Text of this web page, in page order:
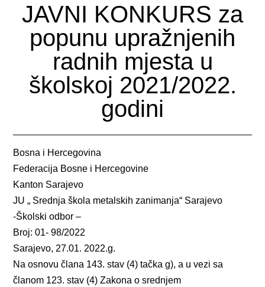
JAVNI KONKURS za
popunu upražnjenih
radnih mjesta u
školskoj 2021/2022.
godini
Bosna i Hercegovina
Federacija Bosne i Hercegovine
Kanton Sarajevo
JU „ Srednja škola metalskih zanimanja“ Sarajevo
-Školski odbor –
Broj: 01- 98/2022
Sarajevo, 27.01. 2022.g.
Na osnovu člana 143. stav (4) tačka g), a u vezi sa
članom 123. stav (4) Zakona o srednjem